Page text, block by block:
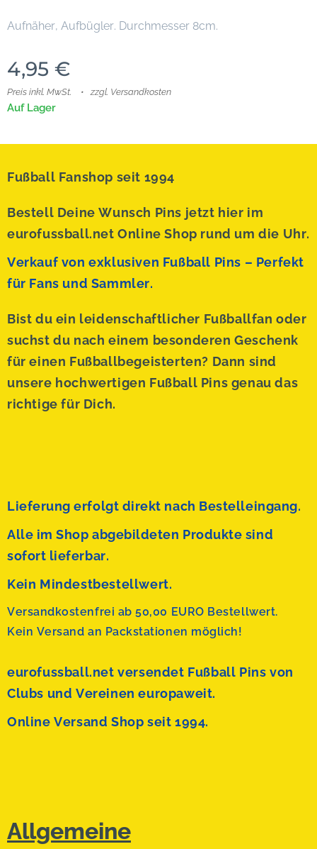
Aufnäher, Aufbügler. Durchmesser 8cm.
4,95 €
Preis inkl. MwSt. zzgl. Versandkosten
Auf Lager
Fußball Fanshop seit 1994
Bestell Deine Wunsch Pins jetzt hier im
eurofussball.net Online Shop rund um die Uhr.
Verkauf von exklusiven Fußball Pins – Perfekt
für Fans und Sammler.
Bist du ein leidenschaftlicher Fußballfan oder
suchst du nach einem besonderen Geschenk
für einen Fußballbegeisterten? Dann sind
unsere hochwertigen Fußball Pins genau das
richtige für Dich.
Lieferung erfolgt direkt nach Bestelleingang.
Alle im Shop abgebildeten Produkte sind
sofort lieferbar.
Kein Mindestbestellwert.
Versandkostenfrei ab 50,00 EURO Bestellwert.
Kein Versand an Packstationen möglich!
eurofussball.net versendet Fußball Pins von
Clubs und Vereinen europaweit.
Online Versand Shop seit 1994.
Allgemeine